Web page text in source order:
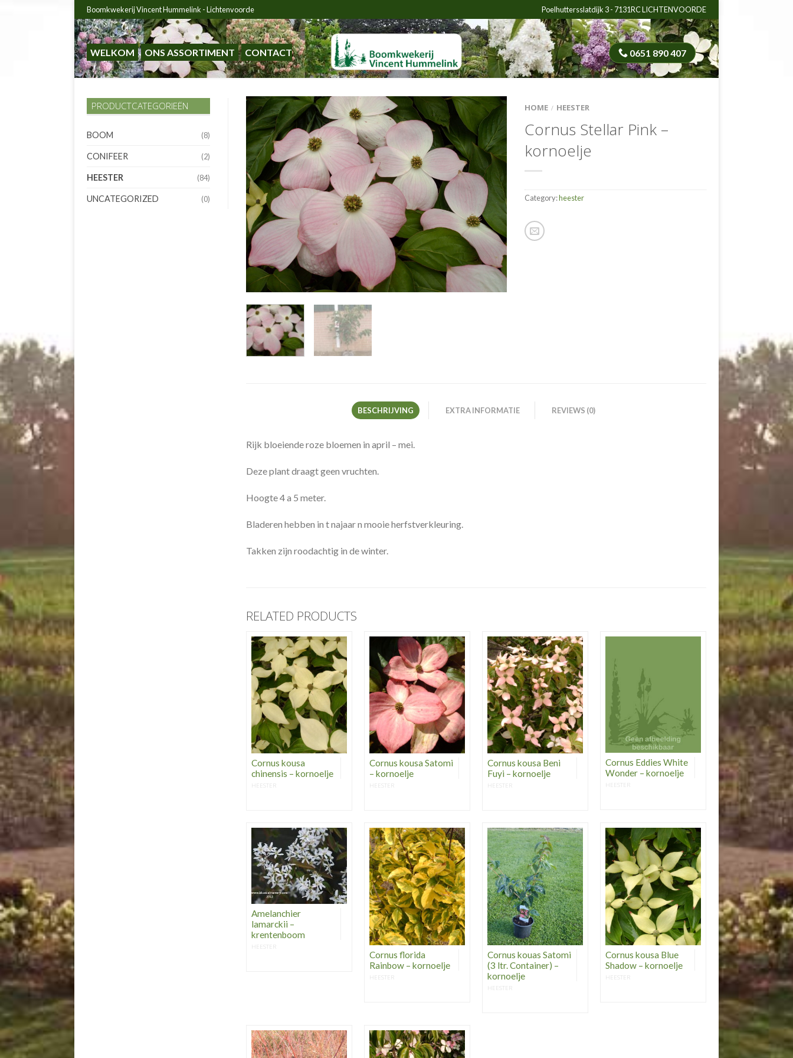
Boomkwekerij Vincent Hummelink - Lichtenvoorde Poelhuttersslatdijk 3 - 7131RC LICHTENVOORDE
WELKOM ONS ASSORTIMENT CONTACT 0651 890 407
PRODUCTCATEGORIEËN
BOOM (8)
CONIFEER (2)
HEESTER (84)
UNCATEGORIZED (0)
HOME / HEESTER
Cornus Stellar Pink –
kornoelje
Category:heester
BESCHRIJVING EXTRA INFORMATIE REVIEWS (0)
Rijk bloeiende roze bloemen in april – mei.
Deze plant draagt geen vruchten.
Hoogte 4 a 5 meter.
Bladeren hebben in t najaar n mooie herfstverkleuring.
Takken zijn roodachtig in de winter.
RELATED PRODUCTS
Cornus kousa
chinensis – kornoelje
HEESTER
Cornus kousa Satomi
– kornoelje
HEESTER
Cornus kousa Beni
Fuyi – kornoelje
HEESTER
Cornus Eddies White
Wonder – kornoelje
HEESTER
Amelanchier
lamarckii –
krentenboom
HEESTER
Cornus florida
Rainbow – kornoelje
HEESTER
Cornus kouas Satomi
(3 ltr. Container) –
kornoelje
HEESTER
Cornus kousa Blue
Shadow – kornoelje
HEESTER